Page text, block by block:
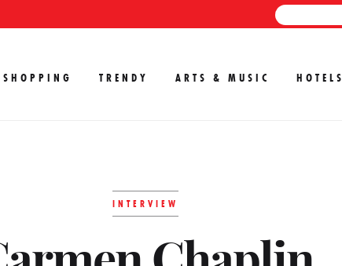
SHOPPING TRENDY ARTS & MUSIC HOTELS
INTERVIEW